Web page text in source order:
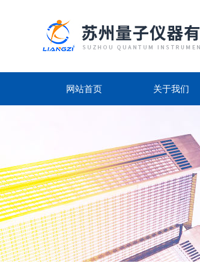
网站首页 关于我们